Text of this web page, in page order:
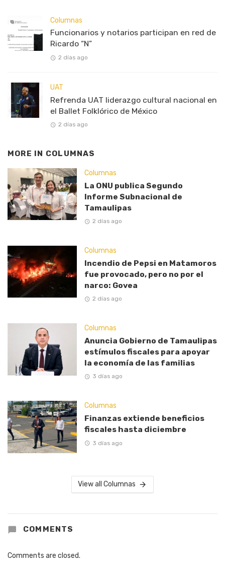
Columnas
Funcionarios y notarios participan en red de
Ricardo “N”
2 días ago
UAT
Refrenda UAT liderazgo cultural nacional en
el Ballet Folklórico de México
2 días ago
MORE IN COLUMNAS
Columnas
La ONU publica Segundo
Informe Subnacional de
Tamaulipas
2 días ago
Columnas
Incendio de Pepsi en Matamoros
fue provocado, pero no por el
narco: Govea
2 días ago
Columnas
Anuncia Gobierno de Tamaulipas
estímulos fiscales para apoyar
la economía de las familias
3 días ago
Columnas
Finanzas extiende beneficios
fiscales hasta diciembre
3 días ago
View all Columnas
COMMENTS
Comments are closed.